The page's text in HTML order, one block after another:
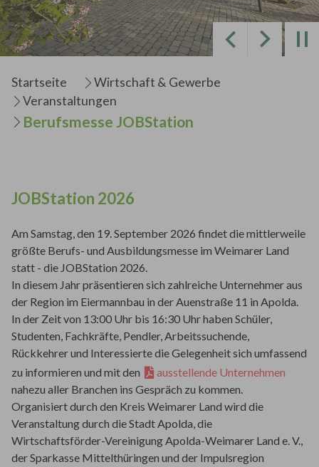
ZurückWeiter
Startseite
Wirtschaft & Gewerbe
Veranstaltungen
Berufsmesse JOBStation
JOBStation 2026
Am Samstag, den 19. September 2026 findet die mittlerweile
größte Berufs- und Ausbildungsmesse im Weimarer Land
statt - die JOBStation 2026.
In diesem Jahr präsentieren sich zahlreiche Unternehmer aus
der Region im Eiermannbau in der Auenstraße 11 in Apolda.
In der Zeit von 13:00 Uhr bis 16:30 Uhr haben Schüler,
Studenten, Fachkräfte, Pendler, Arbeitssuchende,
Rückkehrer und Interessierte die Gelegenheit sich umfassend
zu informieren und mit den
ausstellende Unternehmen
nahezu aller Branchen ins Gespräch zu kommen.
Organisiert durch den Kreis Weimarer Land wird die
Veranstaltung durch die Stadt Apolda, die
Wirtschaftsförder-Vereinigung Apolda-Weimarer Land e. V.,
der Sparkasse Mittelthüringen und der Impulsregion